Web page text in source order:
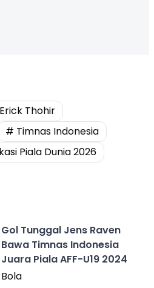
Thohir
# Timnas Indonesia
Piala Dunia 2026
Gol Tunggal Jens Raven
Bawa Timnas Indonesia
Juara Piala AFF-U19 2024
Bola